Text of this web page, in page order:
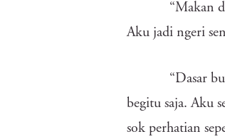
“Makan
Aku jadi ngeri
“Dasar
begitu saja. Aku
sok perhatian